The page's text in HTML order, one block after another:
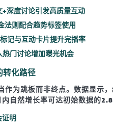
深度讨论引发高质量互动
法则配合趋势标签使用
记与互动卡片提升完播率
热门讨论增加曝光机会
化路径
作为跳板而非终点。数据显示
自然增长率可达初始数据的
明